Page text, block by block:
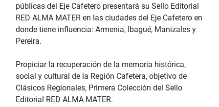
públicas del Eje Cafetero presentará su Sello Editorial
RED ALMA MATER en las ciudades del Eje Cafetero en
donde tiene influencia: Armenia, Ibagué, Manizales y
Pereira.
Propiciar la recuperación de la memoria histórica,
social y cultural de la Región Cafetera, objetivo de
Clásicos Regionales, Primera Colección del Sello
Editorial RED ALMA MATER.